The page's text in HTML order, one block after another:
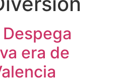
Despega
era de